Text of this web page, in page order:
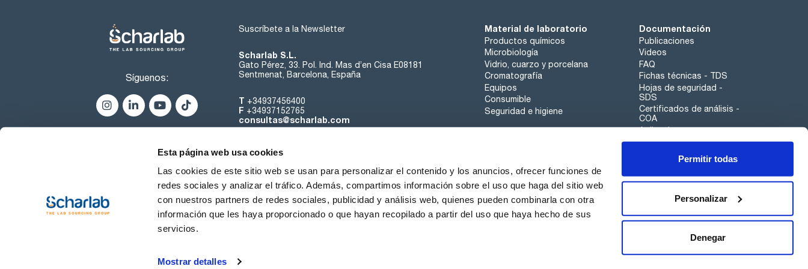
Esta página web usa cookies
Las cookies de este sitio web se usan para personalizar el contenido y los anuncios, ofrecer funciones de
redes sociales y analizar el tráfico. Además, compartimos información sobre el uso que haga del sitio web
con nuestros partners de redes sociales, publicidad y análisis web, quienes pueden combinarla con otra
información que les haya proporcionado o que hayan recopilado a partir del uso que haya hecho de sus
servicios.
Mostrar detalles
Permitir todas
Personalizar
Denegar
Síguenos:
Suscríbete a la Newsletter
Scharlab S.L.
Gato Pérez, 33. Pol. Ind. Mas d’en Cisa E08181
Sentmenat, Barcelona, España
T +34937456400
F +34937152765
consultas@scharlab.com
Material de laboratorio
Productos químicos
Microbiología
Vidrio, cuarzo y porcelana
Cromatografía
Equipos
Consumible
Seguridad e higiene
Documentación
Publicaciones
Videos
FAQ
Fichas técnicas - TDS
Hojas de seguridad -
SDS
Certificados de análisis -
COA
Aplicaciones
Tabla Periódica
Canal de denuncias
Sobre nosotros Contacta Noticias Trabaja con nosotros
Condiciones de uso